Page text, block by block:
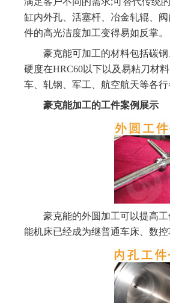
缸内外孔、活塞杆、冶金轧辊、
件的高光洁度加工变得易如反掌。
豪克能可加工的材料包括碳钢
硬度在HRC60以下以及易粘刀材
车、轧钢、军工、航空航天等各行
豪克能加工的工件案例展示
豪克能的外圆加工可以提高工
能机床已经成为继普通车床、数